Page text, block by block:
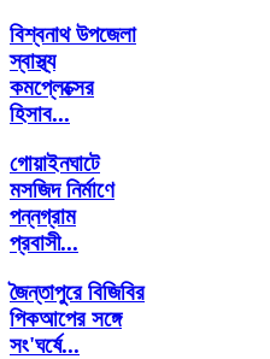
বিশ্বনাথ উপজেলা
স্বাস্থ্য
কমপ্লেক্সের
হিসাব...
গোয়াইনঘাটে
মসজিদ নির্মাণে
পন্নগ্রাম
প্রবাসী...
জৈন্তাপুরে বিজিবির
পিকআপের সঙ্গে
সং'ঘর্ষে...